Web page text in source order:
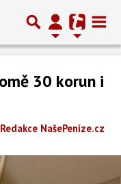
30 korun i
Redakce NašePeníze.cz